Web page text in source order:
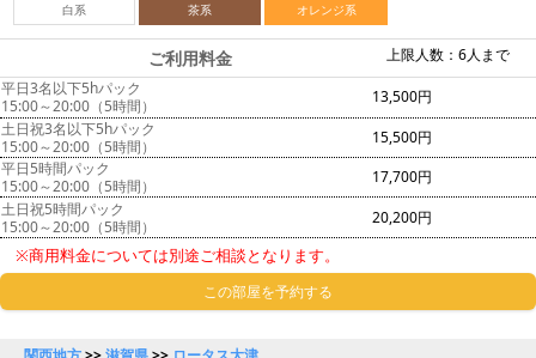
白系 茶系 オレンジ系
上限人数：6人まで
ご利用料金
平日3名以下5hパック
15:00～20:00（5時間）
13,500円
土日祝3名以下5hパック
15:00～20:00（5時間）
15,500円
平日5時間パック
15:00～20:00（5時間）
17,700円
土日祝5時間パック
15:00～20:00（5時間）
20,200円
※商用料金については別途ご相談となります。
この部屋を予約する